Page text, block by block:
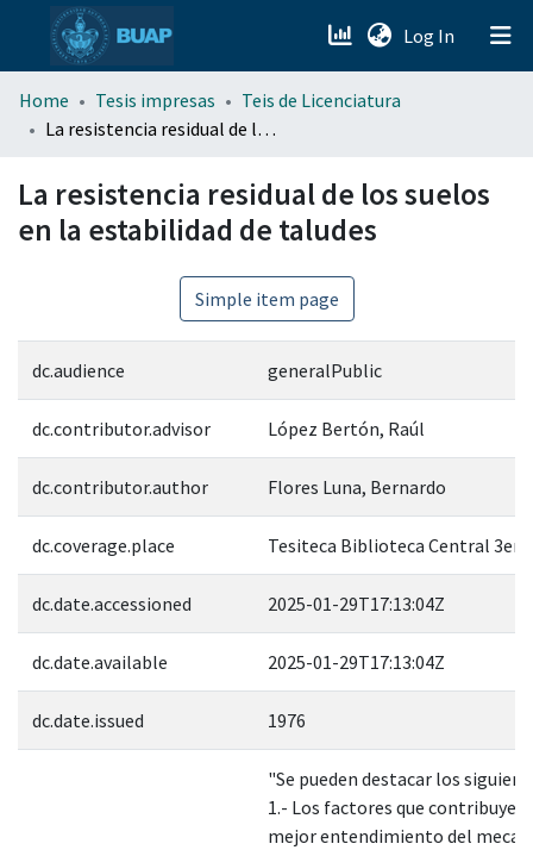
Log In (current)
menu.section.about_menu
Home Tesis impresas
Teis de Licenciatura
La resistencia residual de los suelos en la estabilidad de taludes
La resistencia residual de los suelos
en la estabilidad de taludes
Simple item page
dc.audience generalPublic
dc.contributor.advisor López Bertón, Raúl
dc.contributor.author Flores Luna, Bernardo
dc.coverage.place Tesiteca Biblioteca Central 3er
dc.date.accessioned 2025-01-29T17:13:04Z
dc.date.available 2025-01-29T17:13:04Z
dc.date.issued 1976
"Se pueden destacar los
1.- Los factores que contribuyen
mejor entendimiento del